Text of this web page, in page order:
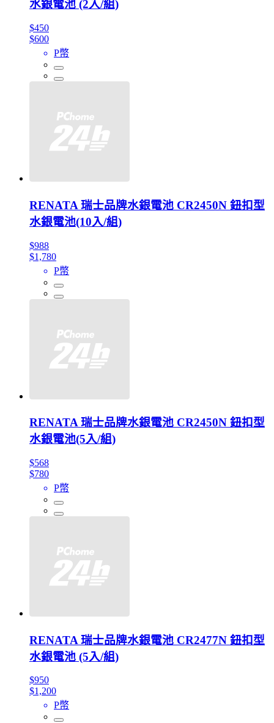
水銀電池 (2入/組)
$450
$600
P幣
RENATA 瑞士品牌水銀電池 CR2450N 鈕扣型
水銀電池(10入/組)
$988
$1,780
P幣
RENATA 瑞士品牌水銀電池 CR2450N 鈕扣型
水銀電池(5入/組)
$568
$780
P幣
RENATA 瑞士品牌水銀電池 CR2477N 鈕扣型
水銀電池 (5入/組)
$950
$1,200
P幣